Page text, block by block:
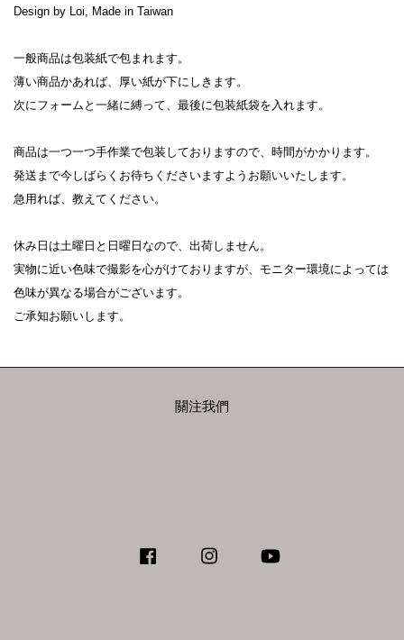
Design by Loi, Made in Taiwan
一般商品は包装紙で包まれます。
薄い商品かあれば、厚い紙が下にしきます。
次にフォームと一緒に縛って、最後に包装紙袋を入れます。
商品は一つ一つ手作業で包装しておりますので、時間がかかります。
発送まで今しばらくお待ちくださいますようお願いいたします。
急用れば、教えてください。
休み日は土曜日と日曜日なので、出荷しません。
実物に近い色味で撮影を心がけておりますが、モニター環境によっては
色味が異なる場合がございます。
ご承知お願いします。
關注我們